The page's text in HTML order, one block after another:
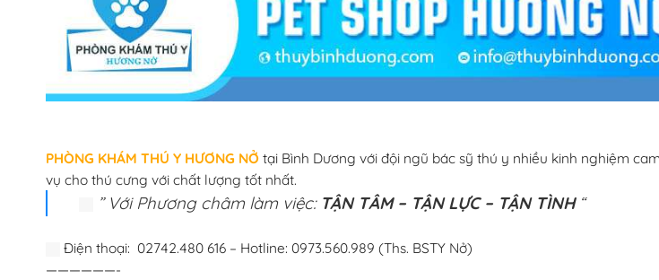
PHÒNG KHÁM THÚ Y HƯƠNG NỞtại Bình Dương với đội ngũ bác sỹ thú y nhiều kinh nghiệm
vụ cho thú cưng với chất lượng tốt nhất.
” Với Phương châm làm việc: TẬN TÂM – TẬN LỰC – TẬN TÌNH“
Điện thoại: 02742.480 616 – Hotline: 0973.560.989 (Ths. BSTY Nở)
——————-